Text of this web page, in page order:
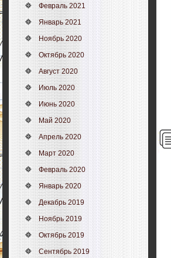
Февраль 2021
Январь 2021
Ноябрь 2020
Октябрь 2020
Август 2020
Июль 2020
Июнь 2020
Май 2020
Апрель 2020
Март 2020
Февраль 2020
Январь 2020
Декабрь 2019
Ноябрь 2019
Октябрь 2019
Сентябрь 2019